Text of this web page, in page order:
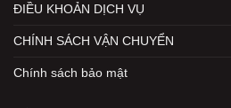
ĐIỀU KHOẢN DỊCH VỤ
CHÍNH SÁCH VẬN CHUYỂN
Chính sách bảo mật